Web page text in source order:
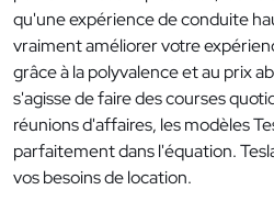
qu'une expérience de conduite
vraiment améliorer votre
grâce à la polyvalence et au prix
s'agisse de faire des courses
réunions d'affaires, les modèles
parfaitement dans l'équation.
vos besoins de location.